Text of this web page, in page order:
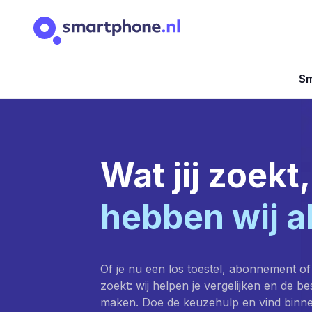
Wat jij zoekt,
hebben wij
Of je nu een los toestel, abonnement
zoekt: wij helpen je vergelijken en de
maken. Doe de keuzehulp en vind